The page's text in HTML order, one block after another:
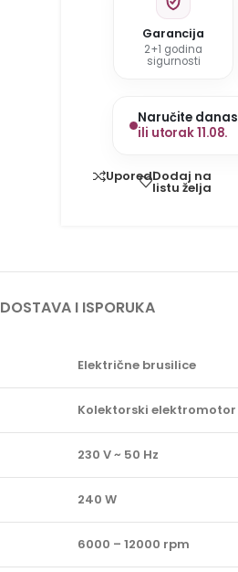
Garancija
2+1 godina
sigurnosti
Naručite danas
ili utorak 11.08.
UporediDodaj na
listu želja
DOSTAVA I ISPORUKA
Električne brusilice
Kolektorski elektromotor
230 V ~ 50 Hz
240 W
6000 – 12000 rpm